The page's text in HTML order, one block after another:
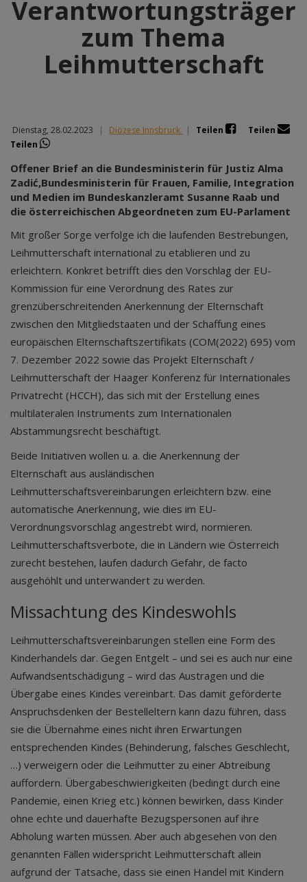
Verantwortungsträger
zum Thema
Leihmutterschaft
Dienstag, 28.02.2023 | Diözese Innsbruck | Teilen
Teilen
Teilen
Offener Brief an die Bundesministerin für Justiz Alma
Zadić,Bundesministerin für Frauen, Familie, Integration
und Medien im Bundeskanzleramt Susanne Raab und
die österreichischen Abgeordneten zum EU-Parlament
Mit großer Sorge verfolge ich die laufenden Bestrebungen,
Leihmutterschaft international zu etablieren und zu
erleichtern. Konkret betrifft dies den Vorschlag der EU-
Kommission für eine Verordnung des Rates zur
grenzüberschreitenden Anerkennung der Elternschaft
zwischen den Mitgliedstaaten und der Schaffung eines
europäischen Elternschaftszertifikats (COM(2022) 695) vom
7. Dezember 2022 sowie das Projekt Elternschaft /
Leihmutterschaft der Haager Konferenz für Internationales
Privatrecht (HCCH), das sich mit der Erstellung eines
multilateralen Instruments zum Internationalen
Abstammungsrecht beschäftigt.
Beide Initiativen wollen u. a. die Anerkennung der
Elternschaft aus ausländischen
Leihmutterschaftsvereinbarungen erleichtern bzw. eine
automatische Anerkennung, wie dies im EU-
Verordnungsvorschlag angestrebt wird, normieren.
Leihmutterschaftsverbote, die in Ländern wie Österreich
zurecht bestehen, laufen dadurch Gefahr, de facto
ausgehöhlt und unterwandert zu werden.
Missachtung des Kindeswohls
Leihmutterschaftsvereinbarungen stellen eine Form des
Kinderhandels dar. Gegen Entgelt – und sei es auch nur eine
Aufwandsentschädigung – wird das Austragen und die
Übergabe eines Kindes vereinbart. Das damit geförderte
Anspruchsdenken der Bestelleltern kann dazu führen, dass
sie die Übernahme eines nicht ihren Erwartungen
entsprechenden Kindes (Behinderung, falsches Geschlecht,
…) verweigern oder die Leihmutter zu einer Abtreibung
auffordern. Übergabeschwierigkeiten (bedingt durch eine
Pandemie, einen Krieg etc.) können bewirken, dass Kinder
ohne echte und dauerhafte Bezugspersonen auf ihre
Abholung warten müssen. Aber auch abgesehen von den
genannten Fällen widerspricht Leihmutterschaft allein
aufgrund der Tatsache, dass sie einen Handel mit Kindern